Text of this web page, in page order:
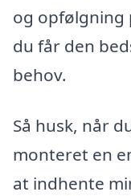
og opfølgning
du får den
behov.
Så husk, når
monteret en
at indhente